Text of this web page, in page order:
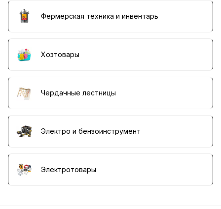
Фермерская техника и инвентарь
Хозтовары
Чердачные лестницы
Электро и бензоинструмент
Электротовары